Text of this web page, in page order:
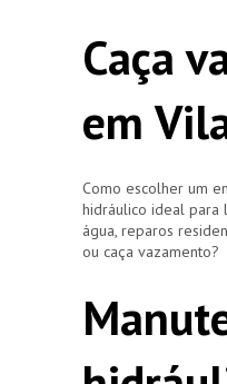
Caça
em
Como escolher um
hidráulico ideal para
água, reparos
ou caça vazamento?